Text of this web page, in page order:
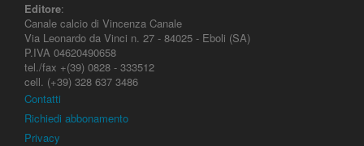
Editore:
Canale calcio di Vincenza Canale
Via Leonardo da Vinci n. 27 - 84025 - Eboli (SA)
P.IVA 04620490658
tel./fax +(39) 0828 - 333512
cell. (+39) 328 637 3486
Contatti
Richiedi abbonamento
Privacy